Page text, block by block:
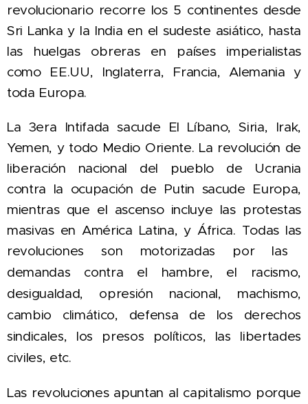
revolucionario recorre los 5 continentes desde
Sri Lanka y la India en el sudeste asiático, hasta
las huelgas obreras en países imperialistas
como EE.UU, Inglaterra, Francia, Alemania y
toda Europa.
La 3era Intifada sacude El Líbano, Siria, Irak,
Yemen, y todo Medio Oriente. La revolución de
liberación nacional del pueblo de Ucrania
contra la ocupación de Putin sacude Europa,
mientras que el ascenso incluye las protestas
masivas en América Latina, y África. Todas las
revoluciones son motorizadas por las
demandas contra el hambre, el racismo,
desigualdad, opresión nacional, machismo,
cambio climático, defensa de los derechos
sindicales, los presos políticos, las libertades
civiles, etc.
Las revolucionesapuntan al capitalismo porque